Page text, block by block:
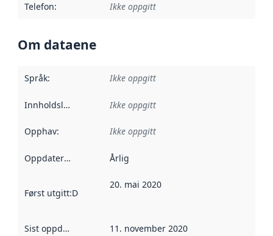
Telefon: Ikke oppgitt
Om dataene
Språk: Ikke oppgitt
Innholdsleverandører :
Ikke oppgitt
Opphav: Ikke oppgitt
Oppdateringsfrekvens :
Årlig
Først utgitt:Denne datoen sier når dataene i dette
20. mai 2020
Sist oppdatert 11. november 2020